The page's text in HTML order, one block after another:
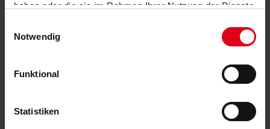
haben oder die sie im Rahmen Ihrer Nutzung der Dienste
Notwendig
Funktional
Statistiken